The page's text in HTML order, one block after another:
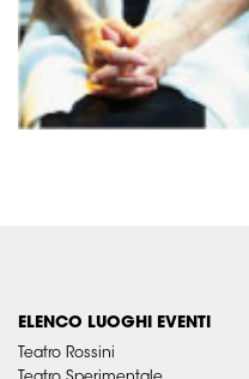
ELENCO LUOGHI EVENTI
Teatro Rossini